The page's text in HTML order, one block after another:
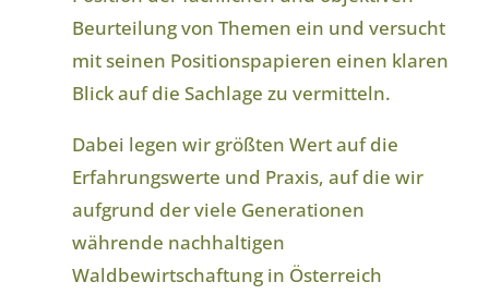
Beurteilung von Themen ein und versucht
mit seinen Positionspapieren einen klaren
Blick auf die Sachlage zu vermitteln.
Dabei legen wir größten Wert auf die
Erfahrungswerte und Praxis, auf die wir
aufgrund der viele Generationen
währende nachhaltigen
Waldbewirtschaftung in Österreich